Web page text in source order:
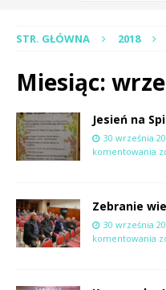
STR. GŁÓWNA 2018
Miesiąc:
Jesień na
30 września
komentowania
Zebranie
30 września
komentowania